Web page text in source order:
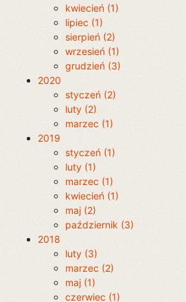
kwiecień (1)
lipiec (1)
sierpień (2)
wrzesień (1)
grudzień (3)
2020
styczeń (2)
luty (2)
marzec (1)
2019
styczeń (1)
luty (1)
marzec (1)
kwiecień (1)
maj (2)
październik (3)
2018
luty (3)
marzec (2)
maj (1)
czerwiec (1)